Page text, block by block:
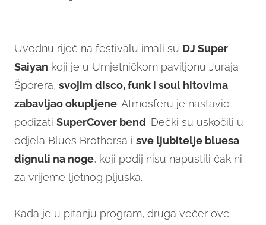
Uvodnu riječ na festivalu imali su DJ Super
Saiyan koji je u Umjetničkom paviljonu Juraja
Šporera, svojim disco, funk i soul hitovima
zabavljao okupljene. Atmosferu je nastavio
podizati SuperCover bend. Dečki su uskočili u
odjela Blues Brothersa i sve ljubitelje bluesa
dignuli na noge, koji podij nisu napustili čak ni
za vrijeme ljetnog pljuska.
Kada je u pitanju program, druga večer ove